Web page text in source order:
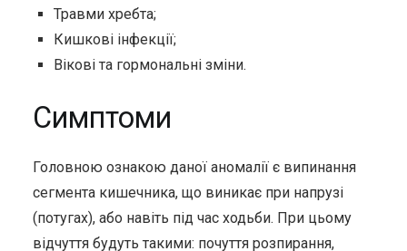
Травми хребта;
Кишкові інфекції;
Вікові та гормональні зміни.
Симптоми
Головною ознакою даної аномалії є випинання
сегмента кишечника, що виникає при напрузі
(потугах), або навіть під час ходьби. При цьому
відчуття будуть такими: почуття розпирання,